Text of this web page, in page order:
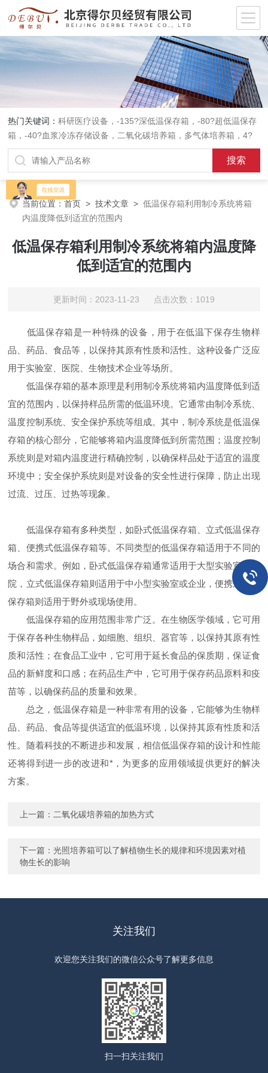
热门关键词：科研医疗设备，-135?深低温保存箱，-80?超低温保存
箱，-40?血浆冷冻存储设备，二氧化碳培养箱，多气体培养箱，4?
血液冷藏箱，药品冷藏箱；实验室设备，环境实验箱，植物培养箱，
高温恒温培养箱，低温恒温培养箱，碎花型制冰机；消毒灭菌设备，
高压蒸汽灭菌器等。
当前位置：首页 >技术文章 >低温保存箱利用制冷系统将箱
内温度降低到适宜的范围内
低温保存箱利用制冷系统将箱内温度降
低到适宜的范围内
更新时间：2023-11-23 点击次数：1019
低温保存箱是一种特殊的设备，用于在低温下保存生物样
品、药品、食品等，以保持其原有性质和活性。这种设备广泛应
用于实验室、医院、生物技术企业等场所。
低温保存箱的基本原理是利用制冷系统将箱内温度降低到适
宜的范围内，以保持样品所需的低温环境。它通常由制冷系统、
温度控制系统、安全保护系统等组成。其中，制冷系统是低温保
存箱的核心部分，它能够将箱内温度降低到所需范围；温度控制
系统则是对箱内温度进行精确控制，以确保样品处于适宜的温度
环境中；安全保护系统则是对设备的安全性进行保障，防止出现
过流、过压、过热等现象。
低温保存箱有多种类型，如卧式低温保存箱、立式低温保存
箱、便携式低温保存箱等。不同类型的低温保存箱适用于不同的
场合和需求。例如，卧式低温保存箱通常适用于大型实验室或医
院，立式低温保存箱则适用于中小型实验室或企业，便携式低温
保存箱则适用于野外或现场使用。
低温保存箱的应用范围非常广泛。在生物医学领域，它可用
于保存各种生物样品，如细胞、组织、器官等，以保持其原有性
质和活性；在食品工业中，它可用于延长食品的保质期，保证食
品的新鲜度和口感；在药品生产中，它可用于保存药品原料和疫
苗等，以确保药品的质量和效果。
总之，低温保存箱是一种非常有用的设备，它能够为生物样
品、药品、食品等提供适宜的低温环境，以保持其原有性质和活
性。随着科技的不断进步和发展，相信低温保存箱的设计和性能
还将得到进一步的改进和*，为更多的应用领域提供更好的解决
方案。
上一篇： 二氧化碳培养箱的加热方式
下一篇：光照培养箱可以了解植物生长的规律和环境因素对植
物生长的影响
关注我们
欢迎您关注我们的微信公众号了解更多信息
扫一扫关注我们